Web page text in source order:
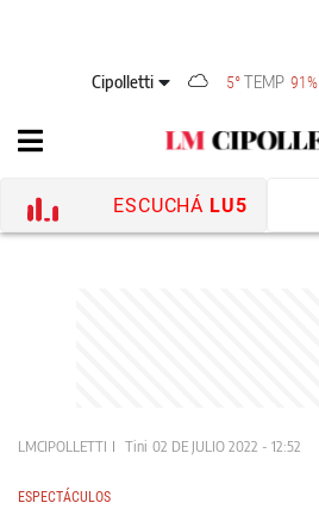
Cipolletti 5° TEMP 91%
ESCUCHÁ LU5
LMCIPOLLETTI Tini 02 DE JULIO 2022 - 12:52
ESPECTÁCULOS